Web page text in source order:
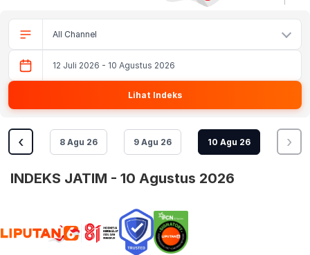
12 Juli 2026 - 10 Agustus 2026
Lihat Indeks
‹ 8 Agu 26 9 Agu 26 10 Agu 26 ›
INDEKS JATIM - 10 Agustus 2026